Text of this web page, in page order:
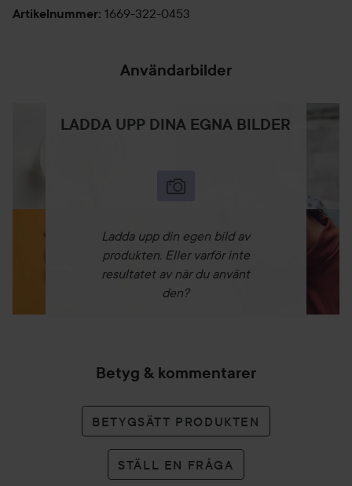
Artikelnummer: 1669-322-0453
Användarbilder
LADDA UPP DINA EGNA BILDER
Ladda upp din egen bild av
produkten. Eller varför inte
resultatet av när du använt
den?
Betyg & kommentarer
BETYGSÄTT PRODUKTEN
STÄLL EN FRÅGA